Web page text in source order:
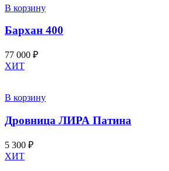
В корзину
Бархан 400
77 000 ₽
ХИТ
В корзину
Дровница ЛИРА Патина
5 300 ₽
ХИТ